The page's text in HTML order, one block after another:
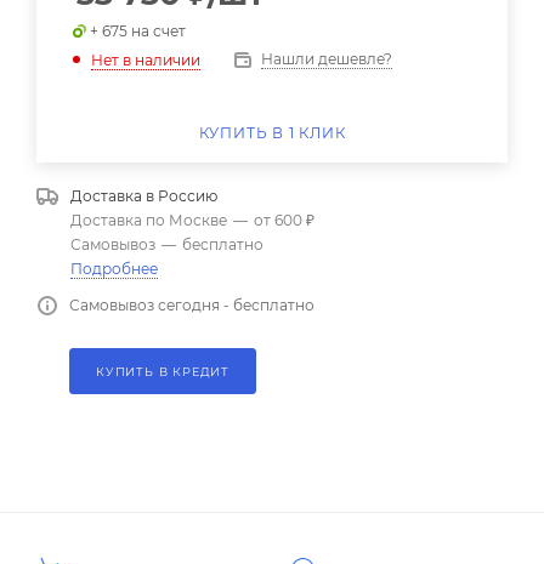
+ 675 на счет
Нет в наличии
Нашли дешевле?
КУПИТЬ В 1 КЛИК
Доставка в Россию
Доставка по Москве — от 600 ₽
Самовывоз — бесплатно
Подробнее
Самовывоз сегодня - бесплатно
КУПИТЬ В КРЕДИТ